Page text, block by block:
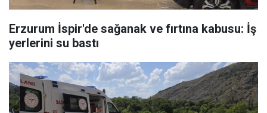
Erzurum İspir'de sağanak ve fırtına kabusu: İş
yerlerini su bastı